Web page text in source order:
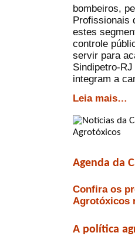
bombeiros,
Profissionais
estes
controle
servir para
Sindipetro-
integram a
Leia mais…
Agenda da
Confira os
Agrotóxicos
A política